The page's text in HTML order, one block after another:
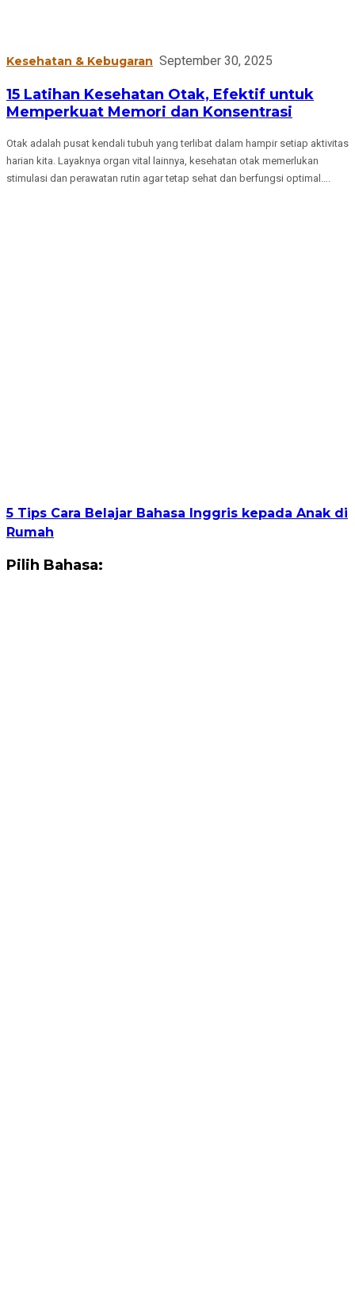
Kesehatan & Kebugaran September 30, 2025
15 Latihan Kesehatan Otak, Efektif untuk
Memperkuat Memori dan Konsentrasi
Otak adalah pusat kendali tubuh yang terlibat dalam hampir setiap aktivitas
harian kita. Layaknya organ vital lainnya, kesehatan otak memerlukan
stimulasi dan perawatan rutin agar tetap sehat dan berfungsi optimal….
5 Tips Cara Belajar Bahasa Inggris kepada Anak di
Rumah
Pilih Bahasa: